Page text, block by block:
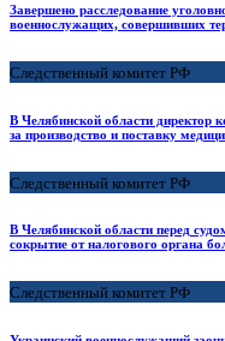
Завершено расследование
военнослужащих, совершивших
Следственный комитет РФ
В Челябинской области директор
за производство и поставку
Следственный комитет РФ
В Челябинской области перед
сокрытие от налогового органа
Следственный комитет РФ